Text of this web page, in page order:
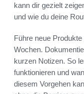
kann dir gezielt
und wie du deine
Führe neue
Wochen.
kurzen Notizen. So
funktionieren und
diesem Vorgehen